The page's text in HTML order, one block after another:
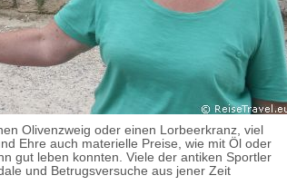
Olivenzweig oder einen Lorbeerkranz, viel
Ehre auch materielle Preise, wie mit Öl oder
gut leben konnten. Viele der antiken Sportler
und Betrugsversuche aus jener Zeit